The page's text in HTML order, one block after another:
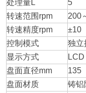
处理量L
5
转速范围rpm
200
转速精度rpm
±10
控制模式
独立
显示方式
LCD
盘面直径mm
135
盘面材质
铸铝